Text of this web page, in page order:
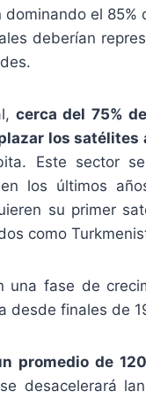
el
deberían
cerca del 75%
los satélites
Este sector
los últimos
su primer
como
una fase de
desde finales de
promedio de
desacelerará